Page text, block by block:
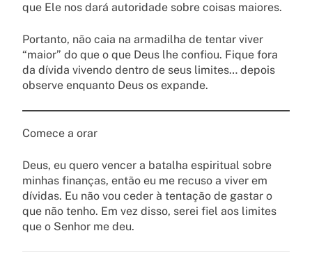
que Ele nos dará autoridade sobre coisas maiores.
Portanto, não caia na armadilha de tentar viver
“maior” do que o que Deus lhe confiou. Fique fora
da dívida vivendo dentro de seus limites… depois
observe enquanto Deus os expande.
Comece a orar
Deus, eu quero vencer a batalha espiritual sobre
minhas finanças, então eu me recuso a viver em
dívidas. Eu não vou ceder à tentação de gastar o
que não tenho. Em vez disso, serei fiel aos limites
que o Senhor me deu.